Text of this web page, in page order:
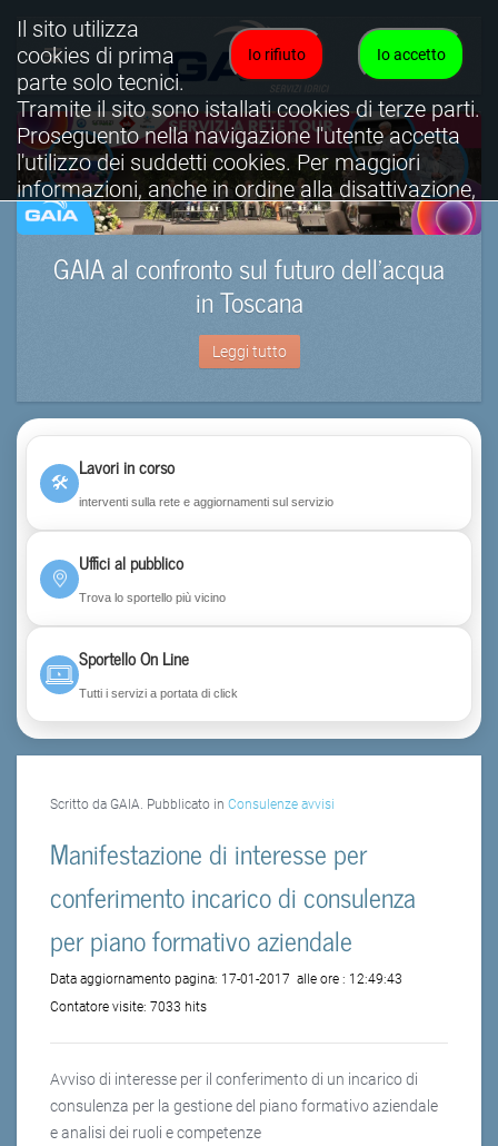
GAIA al confronto sul futuro dell’acqua
in Toscana
Leggi tutto
🛠
Lavori in corso
interventi sulla rete e aggiornamenti sul servizio
Uffici al pubblico
Trova lo sportello più vicino
Sportello On Line
Tutti i servizi a portata di click
Scritto da GAIA. Pubblicato in Consulenze avvisi
Manifestazione di interesse per
conferimento incarico di consulenza
per piano formativo aziendale
Data aggiornamento pagina: 17-01-2017 alle ore : 12:49:43
Contatore visite: 7033 hits
Avviso di interesse per il conferimento di un incarico di
consulenza per la gestione del piano formativo aziendale
e analisi dei ruoli e competenze
Io accetto
Io rifiuto
Il sito utilizza
cookies di prima
parte solo tecnici.
Tramite il sito sono istallati cookies di terze parti.
Proseguento nella navigazione l'utente accetta
l'utilizzo dei suddetti cookies. Per maggiori
informazioni, anche in ordine alla disattivazione,
è possibile consultare l'informativa cookies
completa.
Visualizza informativa completa.